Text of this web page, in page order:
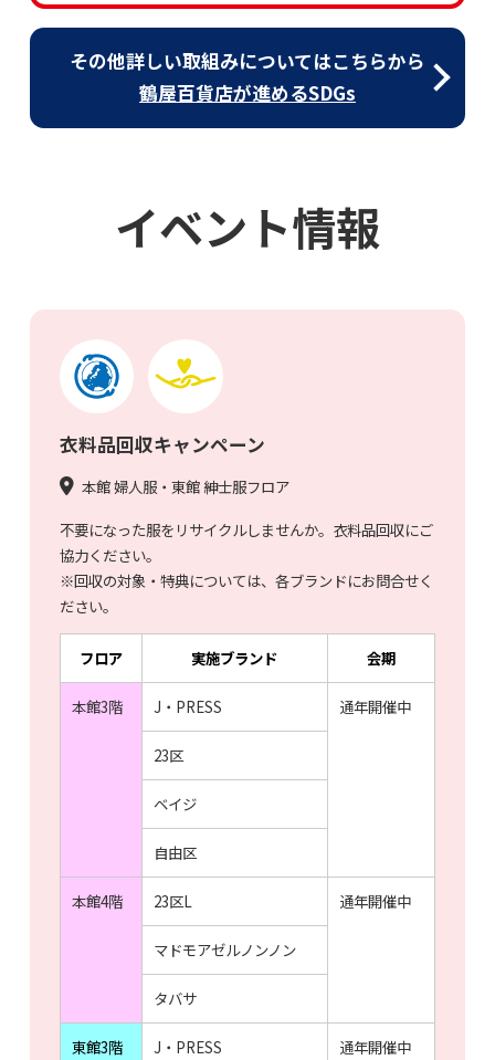
その他詳しい取組みについてはこちらから
鶴屋百貨店が進めるSDGs
イベント情報
衣料品回収キャンペーン
本館 婦人服・東館 紳士服フロア
不要になった服をリサイクルしませんか。衣料品回収にご
協力ください。
※回収の対象・特典については、各ブランドにお問合せく
ださい。
フロア 実施ブランド 会期
本館3階 J・PRESS 通年開催中
23区
ベイジ
自由区
本館4階 23区L 通年開催中
マドモアゼルノンノン
タバサ
東館3階 J・PRESS 通年開催中